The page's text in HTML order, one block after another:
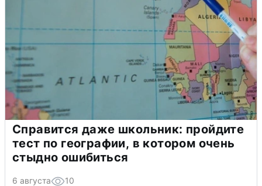
Справится даже школьник: пройдите
тест по географии, в котором очень
стыдно ошибиться
6 августа 10